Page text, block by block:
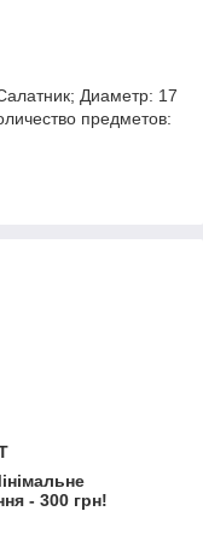
Диаметр: 17
предметов:
- 300 грн!